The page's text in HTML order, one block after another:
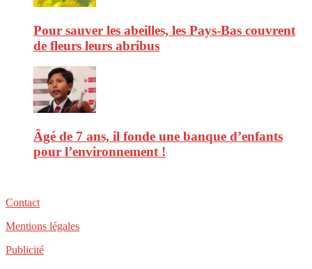
Pour sauver les abeilles, les Pays-Bas couvrent
de fleurs leurs abribus
Âgé de 7 ans, il fonde une banque d’enfants
pour l’environnement !
Contact
Mentions légales
Publicité